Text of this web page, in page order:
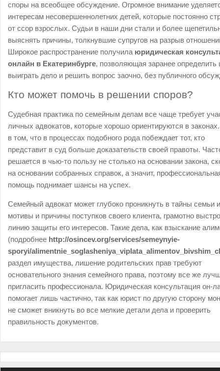
споры на всеобщее обсуждение. Огромное внимание
интересам несовершеннолетних детей, которые постоянно
от ссор взрослых. Судьи в наши дни стали и более
выяснять причины, толкнувшие супругов на разрыв
Широкое распространение получила юридическая
онлайн в Екатеринбурге, позволяющая заранее
выиграть дело и решить вопрос заочно, без публичного
Кто может помочь в решении споров?
Судебная практика по семейным делам все чаще требует
личных адвокатов, которые хорошо ориентируются в
в том, что в процессах подобного рода побеждает тот, кто
представит в суд больше доказательств своей правоты.
решается в чью-то пользу не столько на основании закона,
на основании собранных справок, а значит,
помощь поднимает шансы на успех.
Семейный адвокат может глубоко проникнуть в тайны семьи
мотивы и причины поступков своего клиента, грамотно
линию защиты его интересов. Такие дела, как взыскание
(подробнее http://osincev.org/services/semeynyie-
sporyi/
раздел имущества, лишение родительских прав требуют
основательного знания семейного права, поэтому все же
пригласить профессионала. Юридическая консультация он-
помогает лишь частично, так как юрист по другую сторону
не сможет вникнуть во все мелкие детали дела и проверить
правильность документов.